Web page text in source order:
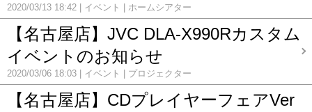
2020/03/13 18:42 イベント ホームシアター
【名古屋店】JVC DLA-X990Rカスタム
イベントのお知らせ
2020/03/06 18:03 イベント プロジェクター
【名古屋店】CDプレイヤーフェアVer